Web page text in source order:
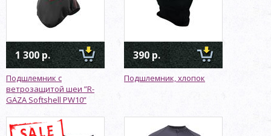
1 300 р.
Подшлемник с
ветрозащитой шеи ”R-
GAZA Softshell PW10”
390 р.
Подшлемник, хлопок